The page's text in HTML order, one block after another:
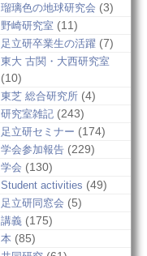
瑠璃色の地球研究会 (3)
野崎研究室 (11)
足立研卒業生の活躍 (7)
東大 古関・大西研究室
(10)
東芝 総合研究所 (4)
研究室雑記 (243)
足立研セミナー (174)
学会参加報告 (229)
学会 (130)
Student activities (49)
足立研同窓会 (5)
講義 (175)
本 (85)